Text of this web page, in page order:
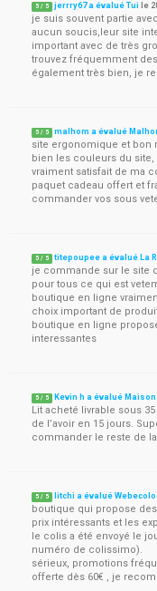
5 / 5 jerrry67 a évalué Tui le
je suis souvent partie
aucun soucis,leur site
important avec de très
trouvez fréquemment
également très bien, je
5 / 5 malhom a évalué
site ergonomique et bon
bien les couleurs du
vraiment satisfait de ma
paquet cadeau offert et
commander vos sous
5 / 5 titepoupee a évalué La
je commande sur le site
pour tous ce qui est
boutique en ligne
choix important de
boutique en ligne
interessantes
5 / 5 Kevin h a évalué Maison
Lit acheté livrable sous
de l’avoir en 15 jours.
commander le reste de
5 / 5 litchi a évalué
boutique qui propose
prix intéressants et les
le colis a été envoyé le
numéro de colissimo).
sérieux, promotions
offerte dès 60€ , je